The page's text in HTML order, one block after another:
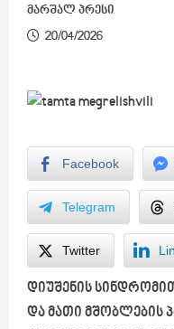
მარშალ პრესი
20/04/2026
Facebook
Telegram
Twitter
დიუშენის
და მათი მშობლების